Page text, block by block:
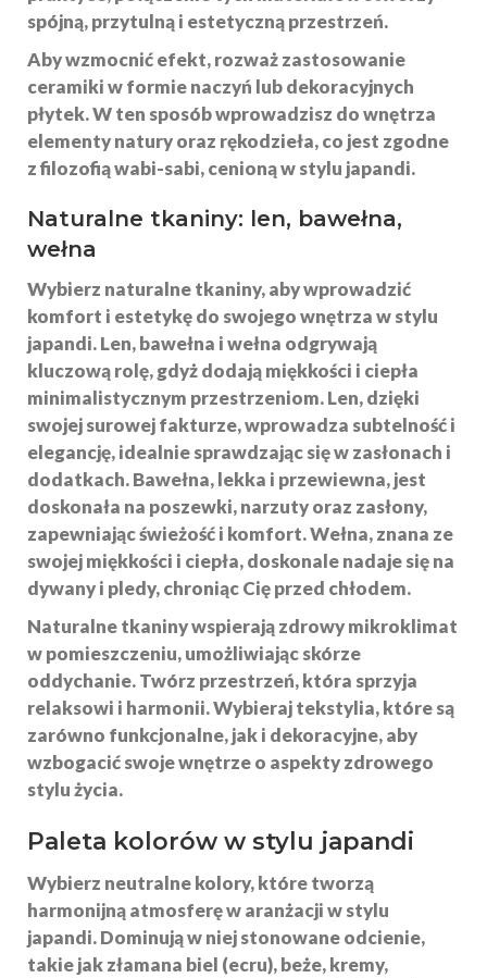
spójną, przytulną i estetyczną przestrzeń.
Aby wzmocnić efekt, rozważ zastosowanie
ceramiki w formie naczyń lub dekoracyjnych
płytek. W ten sposób wprowadzisz do wnętrza
elementy natury oraz rękodzieła, co jest zgodne
z filozofią wabi-sabi, cenioną w stylu japandi.
Naturalne tkaniny: len, bawełna,
wełna
Wybierz naturalne tkaniny, aby wprowadzić
komfort i estetykę do swojego wnętrza w stylu
japandi.Len,bawełna iwełna odgrywają
kluczową rolę, gdyż dodają miękkości i ciepła
minimalistycznym przestrzeniom. Len, dzięki
swojej surowej fakturze, wprowadza subtelność i
elegancję, idealnie sprawdzając się w zasłonach i
dodatkach. Bawełna, lekka i przewiewna, jest
doskonała na poszewki, narzuty oraz zasłony,
zapewniając świeżość i komfort. Wełna, znana ze
swojej miękkości i ciepła, doskonale nadaje się na
dywany i pledy, chroniąc Cię przed chłodem.
Naturalne tkaniny wspierają zdrowy mikroklimat
w pomieszczeniu, umożliwiając skórze
oddychanie. Twórz przestrzeń, która sprzyja
relaksowi i harmonii.Wybierajtekstylia, które są
zarówno funkcjonalne, jak i dekoracyjne, aby
wzbogacić swoje wnętrze o aspekty zdrowego
stylu życia.
Paleta kolorów w stylu japandi
Wybierz neutralne kolory, które tworzą
harmonijną atmosferę w aranżacji w stylu
japandi. Dominują w niej stonowane odcienie,
takie jak złamana biel (ecru), beże, kremy,